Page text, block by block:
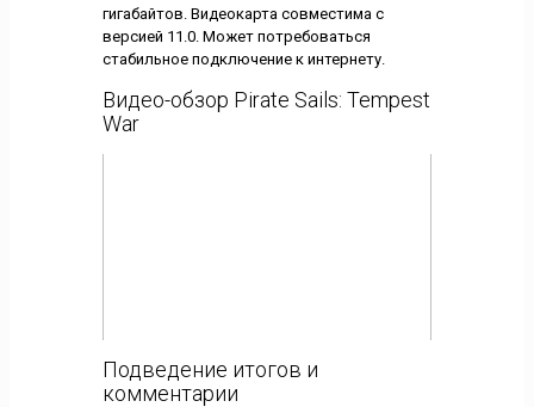
гигабайтов. Видеокарта совместима с
версией 11.0. Может потребоваться
стабильное подключение к интернету.
Видео-обзор Pirate Sails: Tempest
War
Подведение итогов и
комментарии